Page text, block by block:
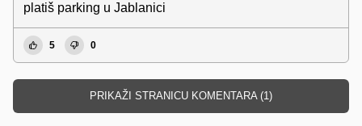
platiš parking u Jablanici
5 0
PRIKAŽI STRANICU KOMENTARA (1)